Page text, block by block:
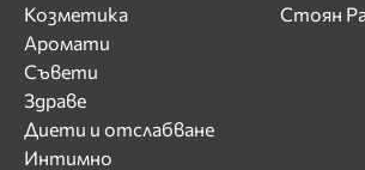
Козметика
Аромати
Съвети
Здраве
Диети и отслабване
Интимно
Стоян